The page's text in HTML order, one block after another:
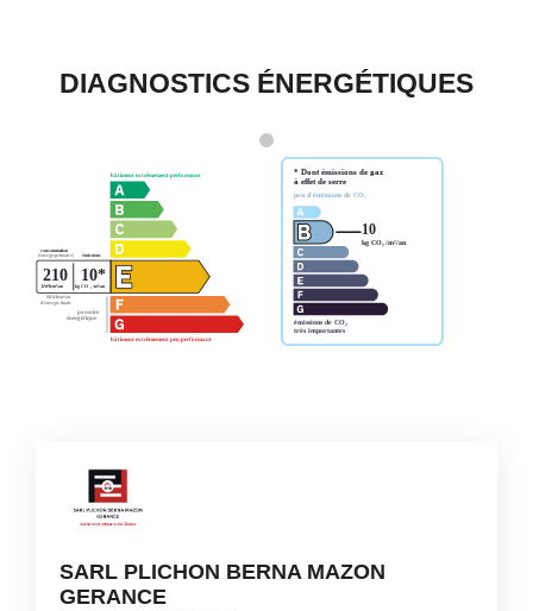
DIAGNOSTICS ÉNERGÉTIQUES
SARL PLICHON BERNA MAZON
GERANCE